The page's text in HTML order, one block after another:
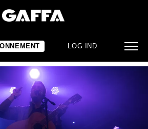
LOG IND
KONCERTANMELDELSE
for sultne ører